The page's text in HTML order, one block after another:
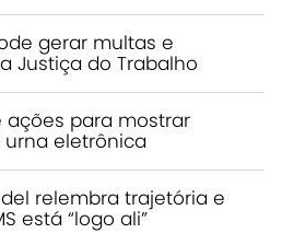
gerar multas e
Justiça do Trabalho
ações para mostrar
eletrônica
relembra trajetória e
está “logo ali”